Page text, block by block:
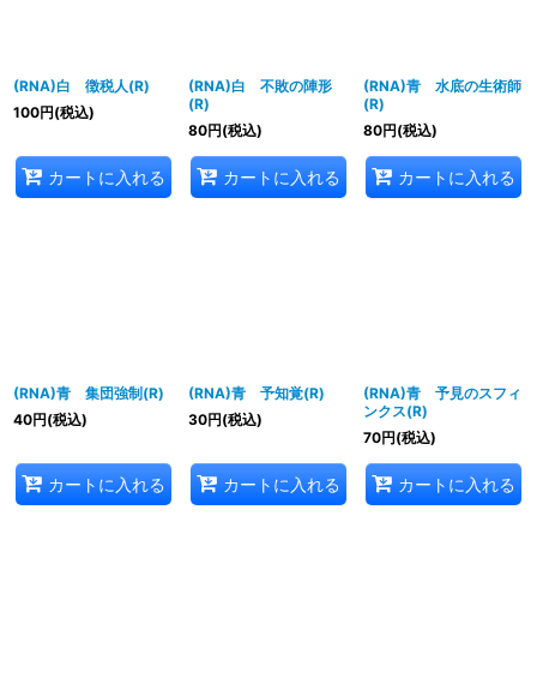
(RNA)白 徴税人(R)
100円(税込)
カートに入れる
(RNA)白 不敗の陣形
(R)
80円(税込)
カートに入れる
(RNA)青 水底の生術師
(R)
80円(税込)
カートに入れる
(RNA)青 集団強制(R)
40円(税込)
カートに入れる
(RNA)青 予知覚(R)
30円(税込)
カートに入れる
(RNA)青 予見のスフィ
ンクス(R)
70円(税込)
カートに入れる